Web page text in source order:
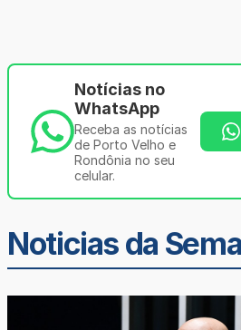
Notícias no
WhatsApp
Receba as notícias
de Porto Velho e
Rondônia no seu
celular.
Noticias da